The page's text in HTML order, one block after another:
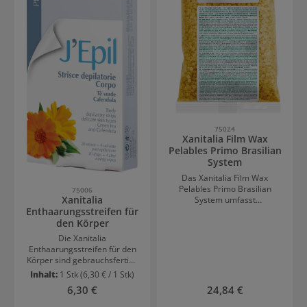
bequem: Angenehmer Sitz
förmige Präzisionsklinge aus
Stahl für hochpräzise
Schnitte3 Aufsteckkämme
1/2/3 mmLithium-Ionen-
Akku 2 Stunden
Betriebsdauer Reinigungsset
5 Watt 100–240 V ~ 50/60 Hz
204
75006
Xanitalia
Enthaarungsstreifen für
den Körper
Die Xanitalia
Enthaarungsstreifen für den
Körper sind gebrauchsfertige
Streifen, die einfach auf der
Haut angewendet werden
können. Sie sind in zwei
Inhalt: 1 Stk(6,30 € / 1 Stk)
Regulärer Preis:
6,30 €
75024
Xanitalia Film Wax
Pelables Primo Brasilian
System
Das Xanitalia Film Wax
Pelables Primo Brasilian
System umfasst
und die Härchen sanft an der
Wurzel entfernt. Vorteile von
Regulärer Preis:
24,84 €